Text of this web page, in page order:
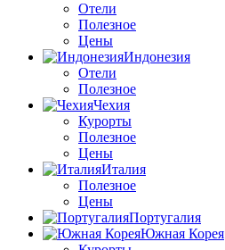
Отели
Полезное
Цены
Индонезия
Отели
Полезное
Чехия
Курорты
Полезное
Цены
Италия
Полезное
Цены
Португалия
Южная Корея